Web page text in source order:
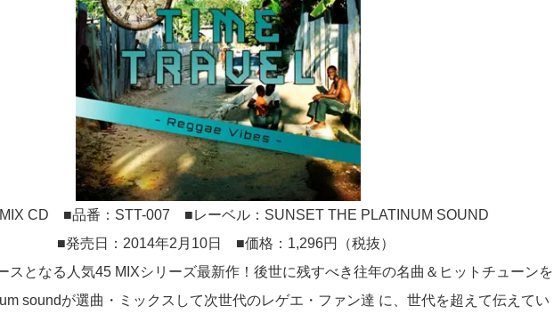
CD ■品番：STT-007 ■レーベル：SUNSET THE PLATINUM SOUND
■発売日：2014年2月10日 ■価格：1,296円（税抜）
スとなる人気45 MIXシリーズ最新作！後世に残すべき往年の名曲＆ヒットチューンを
soundが選曲・ミックスして次世代のレゲエ・ファン達 に、世代を超えて伝えてい